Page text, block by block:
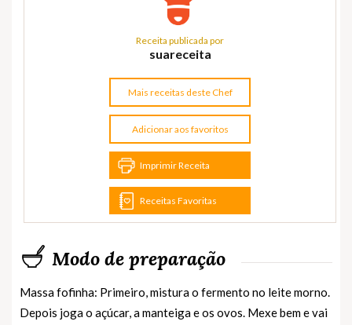
Receita publicada por
suareceita
Mais receitas deste Chef
Adicionar aos favoritos
Imprimir Receita
Receitas Favoritas
Modo de preparação
Massa fofinha: Primeiro, mistura o fermento no leite morno.
Depois joga o açúcar, a manteiga e os ovos. Mexe bem e vai